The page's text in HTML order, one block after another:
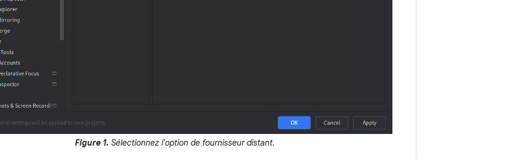
Figure 1. Sélectionnez l'option de fournisseur distant.